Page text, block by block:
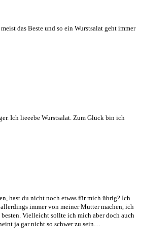
das Beste und so ein Wurstsalat geht immer
Ich lieeebe Wurstsalat. Zum Glück bin ich
hast du nicht noch etwas für mich übrig? Ich
immer von meiner Mutter machen, ich
Vielleicht sollte ich mich aber doch auch
ja gar nicht so schwer zu sein…